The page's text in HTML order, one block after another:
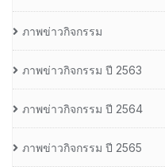
ภาพข่าวกิจกรรม
ภาพข่าวกิจกรรม ปี 2563
ภาพข่าวกิจกรรม ปี 2564
ภาพข่าวกิจกรรม ปี 2565